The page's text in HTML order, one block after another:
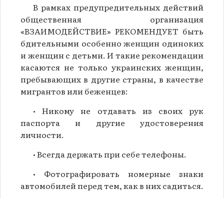
В рамках предупредительных действий
общественная организация
«ВЗАИМОДЕЙСТВИЕ» РЕКОМЕНДУЕТ быть
бдительными особенно женщин одиноких
и женщин с детьми. И такие рекомендации
касаются не только украинских женщин,
пребывающих в другие страны, в качестве
мигрантов или беженцев:
• Никому не отдавать из своих рук
паспорта и другие удостоверения
личности.
• Всегда держать при себе телефоны.
• Фотографировать номерные знаки
автомобилей перед тем, как в них садиться.